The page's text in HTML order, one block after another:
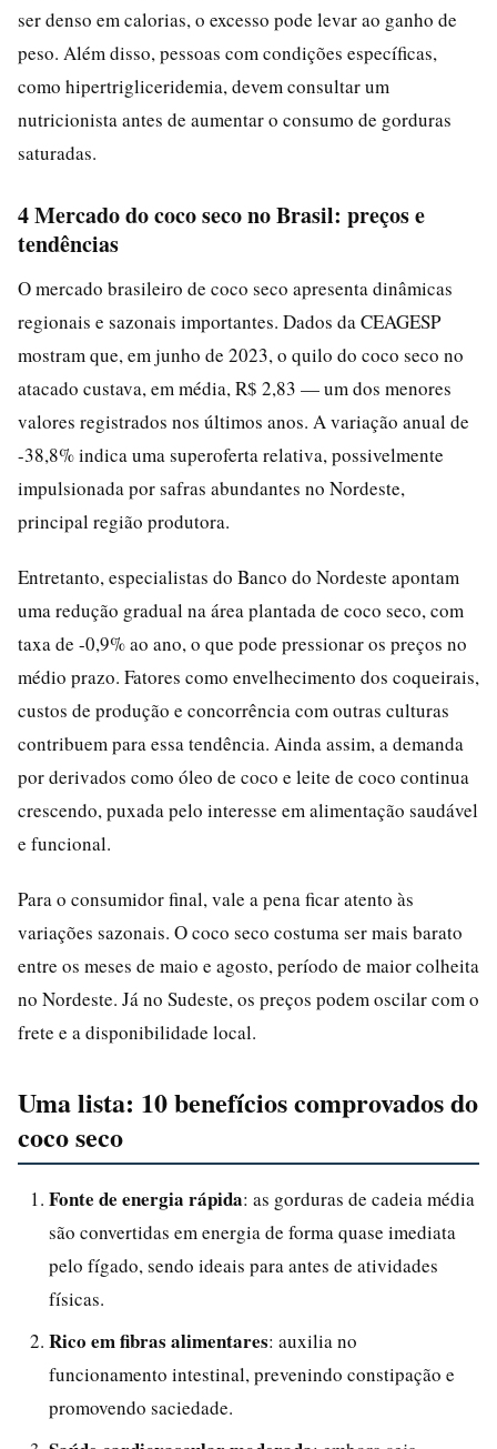
ser denso em calorias, o excesso pode levar ao ganho de
peso. Além disso, pessoas com condições específicas,
como hipertrigliceridemia, devem consultar um
nutricionista antes de aumentar o consumo de gorduras
saturadas.
4 Mercado do coco seco no Brasil: preços e
tendências
O mercado brasileiro de coco seco apresenta dinâmicas
regionais e sazonais importantes. Dados da CEAGESP
mostram que, em junho de 2023, o quilo do coco seco no
atacado custava, em média, R$ 2,83 — um dos menores
valores registrados nos últimos anos. A variação anual de
-38,8% indica uma superoferta relativa, possivelmente
impulsionada por safras abundantes no Nordeste,
principal região produtora.
Entretanto, especialistas do Banco do Nordeste apontam
uma redução gradual na área plantada de coco seco, com
taxa de -0,9% ao ano, o que pode pressionar os preços no
médio prazo. Fatores como envelhecimento dos coqueirais,
custos de produção e concorrência com outras culturas
contribuem para essa tendência. Ainda assim, a demanda
por derivados como óleo de coco e leite de coco continua
crescendo, puxada pelo interesse em alimentação saudável
e funcional.
Para o consumidor final, vale a pena ficar atento às
variações sazonais. O coco seco costuma ser mais barato
entre os meses de maio e agosto, período de maior colheita
no Nordeste. Já no Sudeste, os preços podem oscilar com o
frete e a disponibilidade local.
Uma lista: 10 benefícios comprovados do
coco seco
Fonte de energia rápida: as gorduras de cadeia média
são convertidas em energia de forma quase imediata
pelo fígado, sendo ideais para antes de atividades
físicas.
Rico em fibras alimentares: auxilia no
funcionamento intestinal, prevenindo constipação e
promovendo saciedade.